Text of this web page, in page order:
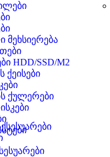
მეხსიერება
HDD/SSD/M2
ქეისები
ქულერები